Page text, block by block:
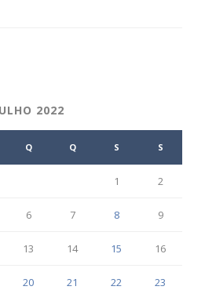
2022
Q Q S S
1 2
6 7 8 9
13 14 15 16
20 21 22 23